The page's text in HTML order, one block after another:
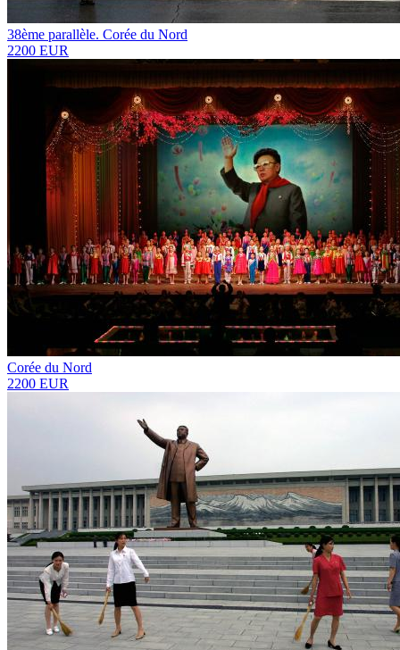
38ème parallèle. Corée du Nord
2200 EUR
Corée du Nord
2200 EUR